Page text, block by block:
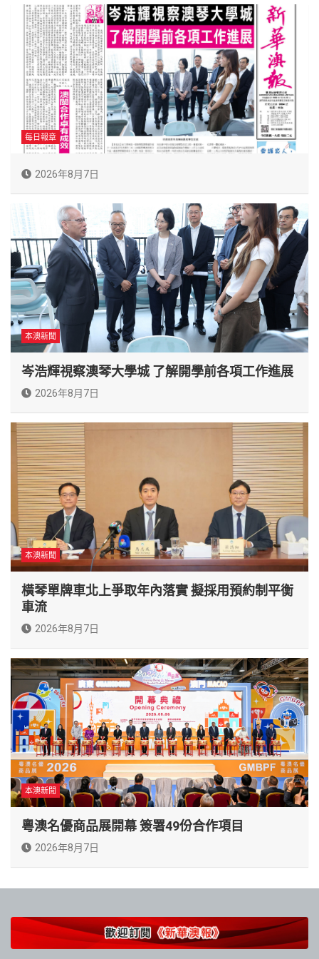
每日報章
2026年8月7日
本澳新聞
岑浩輝視察澳琴大學城 了解開學前各項工作進展
2026年8月7日
本澳新聞
橫琴單牌車北上爭取年內落實 擬採用預約制平衡
車流
2026年8月7日
本澳新聞
粵澳名優商品展開幕 簽署49份合作項目
2026年8月7日